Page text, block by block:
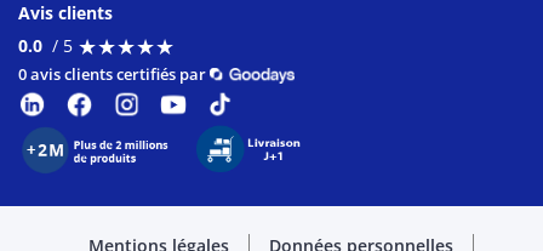
Avis clients
0.0 / 5 ★★★★★
★★★★★
0 avis clients certifiés par
Mentions légales
Données personnelles